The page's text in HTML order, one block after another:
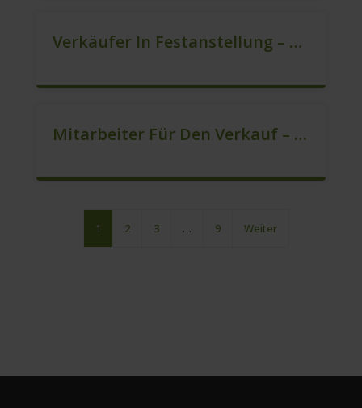
Verkäufer In Festanstellung – Top Gehalt (m/w/d)
Mitarbeiter Für Den Verkauf – Quereinstieg Möglich (m/w/d)
1 2 3 … 9 Weiter